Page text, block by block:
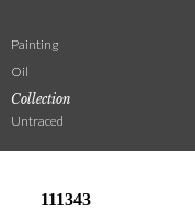
Painting
Oil
Collection
Untraced